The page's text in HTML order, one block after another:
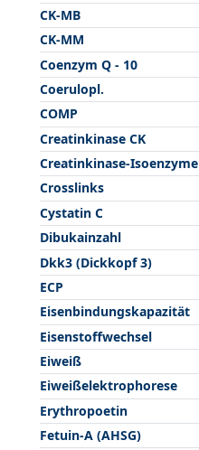
CK-MB
CK-MM
Coenzym Q - 10
Coerulopl.
COMP
Creatinkinase CK
Creatinkinase-Isoenzyme
Crosslinks
Cystatin C
Dibukainzahl
Dkk3 (Dickkopf 3)
ECP
Eisenbindungskapazität
Eisenstoffwechsel
Eiweiß
Eiweißelektrophorese
Erythropoetin
Fetuin-A (AHSG)